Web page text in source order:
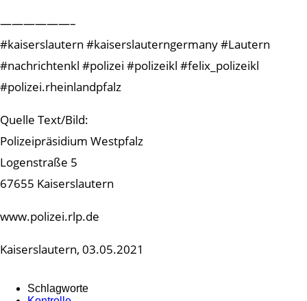
——————–
#kaiserslautern #kaiserslauterngermany #Lautern
#nachrichtenkl #polizei #polizeikl #felix_polizeikl
#polizei.rheinlandpfalz
Quelle Text/Bild:
Polizeipräsidium Westpfalz
Logenstraße 5
67655 Kaiserslautern
www.polizei.rlp.de
Kaiserslautern, 03.05.2021
Schlagworte